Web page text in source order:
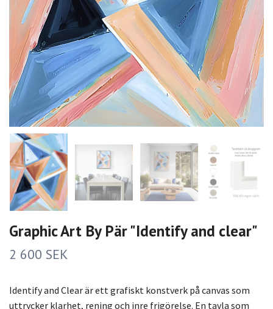
Graphic Art By Pär "Identify and clear"
2 600 SEK
Identify and Clear är ett grafiskt konstverk på canvas som
uttrycker klarhet, rening och inre frigörelse. En tavla som